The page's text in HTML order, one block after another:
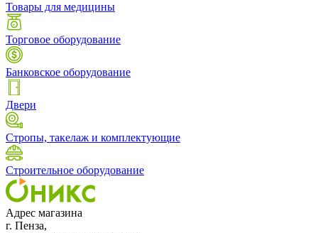
Товары для медицины
Торговое оборудование
Банковское оборудование
Двери
Стропы, такелаж и комплектующие
Строительное оборудование
Адрес магазина
г. Пенза,